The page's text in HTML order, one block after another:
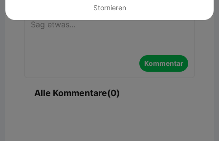
Kommentar
Alle Kommentare(0)
Stornieren